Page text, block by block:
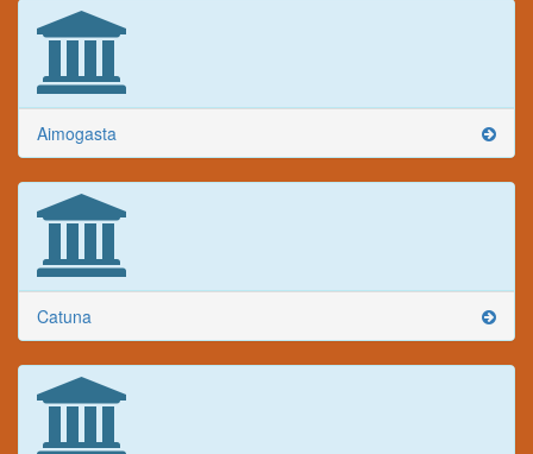
Aimogasta
Catuna